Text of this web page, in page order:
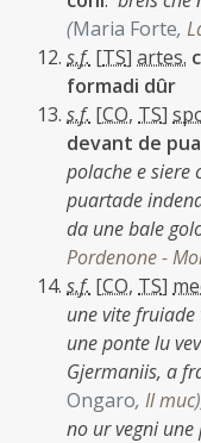
(Maria Forte,
s.f. [TS] artes.
formadi dûr
s.f. [CO, TS]
devant de
polache e siere
puartade
da une bale
Pordenone -
s.f. [CO, TS]
une vite
une ponte lu
Gjermaniis, a
Ongaro, Il muc)
no ur vegni une